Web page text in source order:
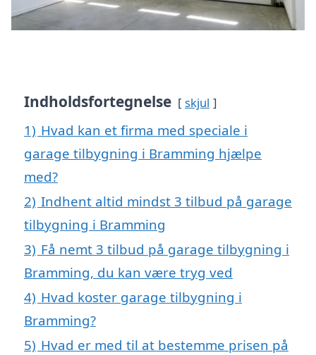
Indholdsfortegnelse skjul
1) Hvad kan et firma med speciale i
garage tilbygning i Bramming hjælpe
med?
2) Indhent altid mindst 3 tilbud på garage
tilbygning i Bramming
3) Få nemt 3 tilbud på garage tilbygning i
Bramming, du kan være tryg ved
4) Hvad koster garage tilbygning i
Bramming?
5) Hvad er med til at bestemme prisen på